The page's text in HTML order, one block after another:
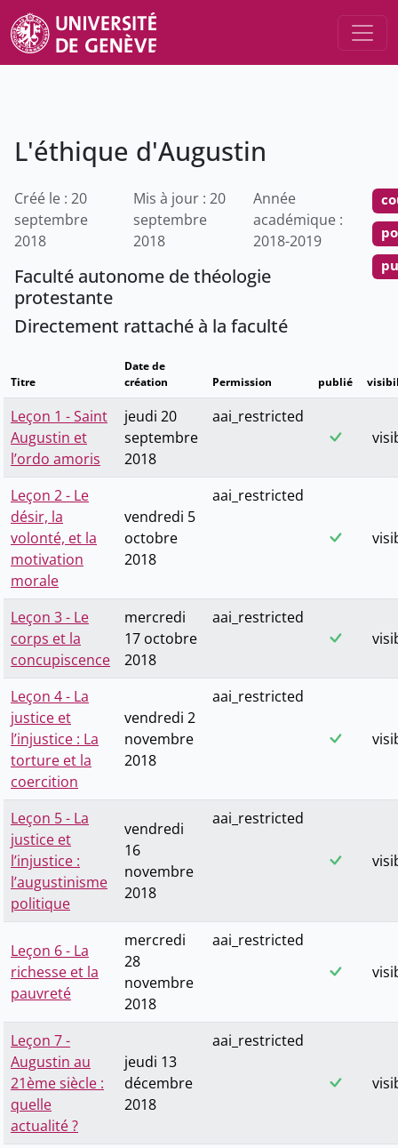
L'éthique d'Augustin
Créé le : 20
septembre
2018
Mis à jour : 20
septembre
2018
Année
académique :
2018-2019
Faculté autonome de théologie
protestante
Directement rattaché à la faculté
Titre
Date de
création
Permission publié
Leçon 1 - Saint
Augustin et
l’ordo amoris
jeudi 20
septembre
2018
aai_restricted
Leçon 2 - Le
désir, la
volonté, et la
motivation
morale
vendredi 5
octobre
2018
aai_restricted
Leçon 3 - Le
corps et la
concupiscence
mercredi
17 octobre
2018
aai_restricted
Leçon 4 - La
justice et
l’injustice : La
torture et la
coercition
vendredi 2
novembre
2018
aai_restricted
Leçon 5 - La
justice et
l’injustice :
l’augustinisme
politique
vendredi
16
novembre
2018
aai_restricted
Leçon 6 - La
richesse et la
pauvreté
mercredi
28
novembre
2018
aai_restricted
Leçon 7 -
Augustin au
21ème siècle :
quelle
actualité ?
jeudi 13
décembre
2018
aai_restricted